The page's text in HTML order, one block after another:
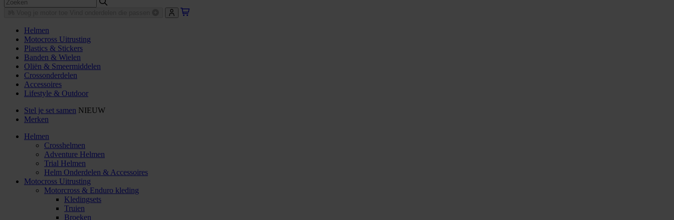
Helmen
Motocross Uitrusting
Plastics & Stickers
Banden & Wielen
Oliën & Smeermiddelen
Crossonderdelen
Accessoires
Lifestyle & Outdoor
Stel je set samen NIEUW
Merken
Helmen
Crosshelmen
Adventure Helmen
Trial Helmen
Helm Onderdelen & Accessoires
Motocross Uitrusting
Motorcross & Enduro kleding
Kledingsets
Truien
Broeken